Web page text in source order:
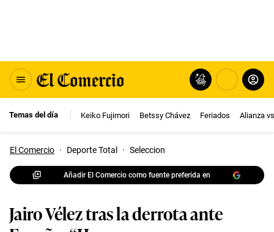
Temas del día Keiko Fujimori Betssy Chávez Feriados Alianza
El Comercio · Deporte Total · Seleccion
Añadir El Comercio como fuente preferida en
Jairo Vélez tras la derrota ante